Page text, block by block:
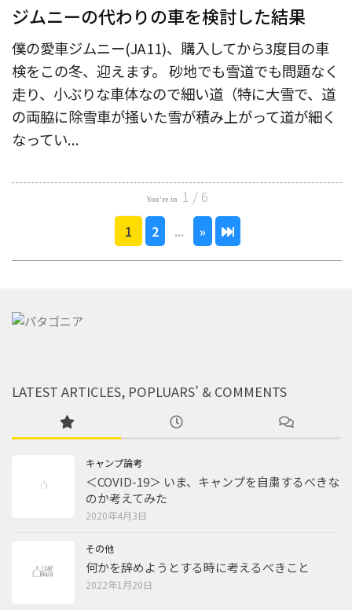
ジムニーの代わりの車を検討した結果
僕の愛車ジムニー(JA11)、購入してから3度目の車
検をこの冬、迎えます。 砂地でも雪道でも問題なく
走り、小ぶりな車体なので細い道（特に大雪で、道
の両脇に除雪車が掻いた雪が積み上がって道が細く
なってい...
1 / 6
1 2 ... »
LATEST ARTICLES, POPLUARS’ & COMMENTS
キャンプ論考
＜COVID-19＞ いま、キャンプを自粛するべきな
のか考えてみた
2020年4月3日
その他
何かを辞めようとする時に考えるべきこと
2022年1月20日